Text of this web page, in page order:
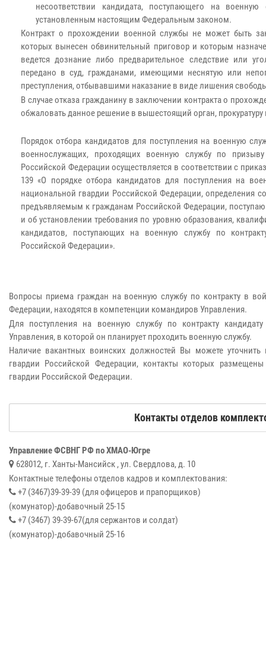
несоответствии кандидата, поступающего на военную
установленным настоящим Федеральным законом.
Контракт о прохождении военной службы не может быть
которых вынесен обвинительный приговор и которым
ведется дознание либо предварительное следствие или
передано в суд, гражданами, имеющими неснятую или
преступления, отбывавшими наказание в виде лишения
В случае отказа гражданину в заключении контракта о
обжаловать данное решение в вышестоящий орган, прокуратуру
Порядок отбора кандидатов для поступления на военную
военнослужащих, проходящих военную службу по
Российской Федерации осуществляется в соответствии с
139 «О порядке отбора кандидатов для поступления на
национальной гвардии Российской Федерации, определения
предъявляемым к гражданам Российской Федерации,
и об установлении требования по уровню образования,
кандидатов, поступающих на военную службу по
Российской Федерации».
Вопросы приема граждан на военную службу по контракту в
Федерации, находятся в компетенции командиров Управления.
Для поступления на военную службу по контракту
Управления, в которой он планирует проходить военную службу.
Наличие вакантных воинских должностей Вы можете
гвардии Российской Федерации, контакты которых
гвардии Российской Федерации.
Контакты отделов
Управление ФСВНГ РФ по ХМАО-Югре
628012, г. Ханты-Мансийск , ул. Свердлова, д. 10
Контактные телефоны отделов кадров и комплектования:
+7 (3467)39-39-39 (для офицеров и прапорщиков)
(комунатор)-добавочный 25-15
+7 (3467) 39-39-67(для сержантов и солдат)
(комунатор)-добавочный 25-16